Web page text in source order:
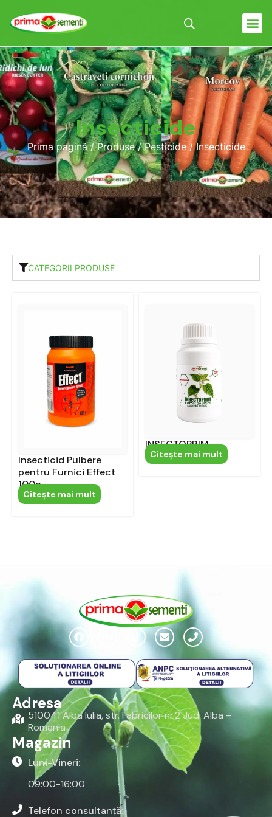
Insecticide
Prima pagină/Produse/Pesticide/ Insecticide
CATEGORII PRODUSE
Insecticid Pulbere
pentru Furnici Effect
100g
Citeşte mai mult
INSECTOPRIM
Citeşte mai mult
Adresa
510041 Alba Iulia, str. Fabricilor nr.2 Jud. Alba –
Romania
Magazin
Luni-Vineri:
09:00-16:00
Telefon consultanță: